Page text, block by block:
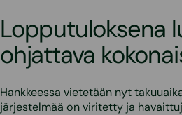
Lopputuloksena
ohjattava
Hankkeessa vietetään nyt
järjestelmää on viritetty ja